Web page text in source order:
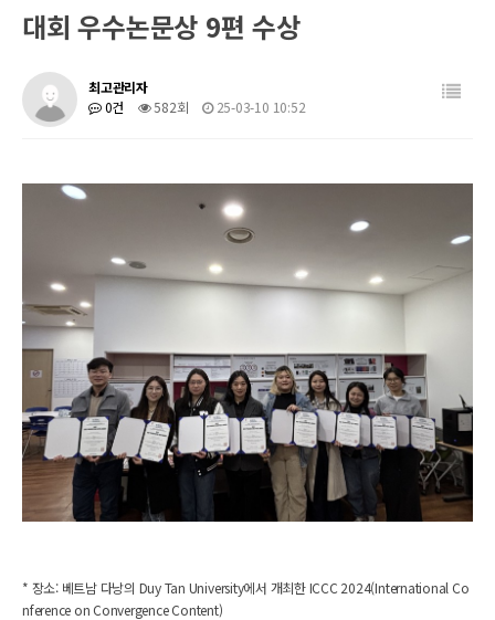
대회 우수논문상 9편 수상
최고관리자
0건
582회 25-03-10 10:52
* 장소: 베트남 다낭의 Duy Tan University에서 개최한 ICCC 2024(International Co
nference on Convergence Content)